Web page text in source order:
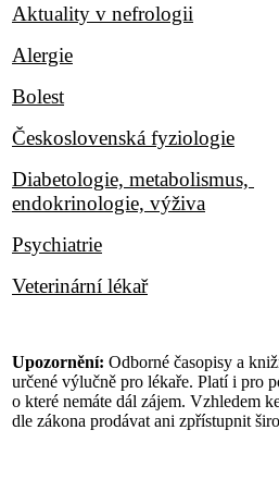
Aktuality v nefrologii
Alergie
Bolest
Československá fyziologie
Diabetologie, metabolismus,
endokrinologie, výživa
Psychiatrie
Veterinární lékař
Upozornění: Odborné časopisy a
určené výlučně pro lékaře. Platí i pro
o které nemáte dál zájem. Vzhledem
dle zákona prodávat ani zpřístupnit